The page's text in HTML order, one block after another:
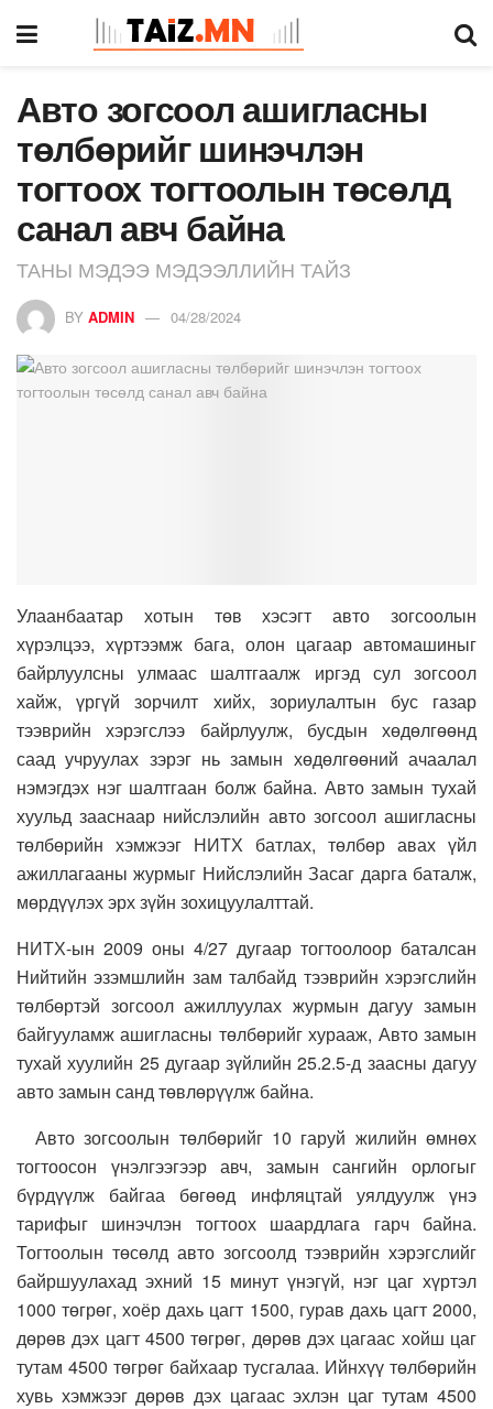
Авто зогсоол ашигласны
төлбөрийг шинэчлэн
тогтоох тогтоолын төсөлд
санал авч байна
ТАНЫ МЭДЭЭ МЭДЭЭЛЛИЙН ТАЙЗ
BY ADMIN 04/28/2024
Улаанбаатар хотын төв хэсэгт авто зогсоолын
хүрэлцээ, хүртээмж бага, олон цагаар автомашиныг
байрлуулсны улмаас шалтгаалж иргэд сул зогсоол
хайж, үргүй зорчилт хийх, зориулалтын бус газар
тээврийн хэрэгслээ байрлуулж, бусдын хөдөлгөөнд
саад учруулах зэрэг нь замын хөдөлгөөний ачаалал
нэмэгдэх нэг шалтгаан болж байна. Авто замын тухай
хуульд зааснаар нийслэлийн авто зогсоол ашигласны
төлбөрийн хэмжээг НИТХ батлах, төлбөр авах үйл
ажиллагааны журмыг Нийслэлийн Засаг дарга баталж,
мөрдүүлэх эрх зүйн зохицуулалттай.
НИТХ-ын 2009 оны 4/27 дугаар тогтоолоор баталсан
Нийтийн эзэмшлийн зам талбайд тээврийн хэрэгслийн
төлбөртэй зогсоол ажиллуулах журмын дагуу замын
байгууламж ашигласны төлбөрийг хурааж, Авто замын
тухай хуулийн 25 дугаар зүйлийн 25.2.5-д заасны дагуу
авто замын санд төвлөрүүлж байна.
Авто зогсоолын төлбөрийг 10 гаруй жилийн өмнөх
тогтоосон үнэлгээгээр авч, замын сангийн орлогыг
бүрдүүлж байгаа бөгөөд инфляцтай уялдуулж үнэ
тарифыг шинэчлэн тогтоох шаардлага гарч байна.
Тогтоолын төсөлд авто зогсоолд тээврийн хэрэгслийг
байршуулахад эхний 15 минут үнэгүй, нэг цаг хүртэл
1000 төгрөг, хоёр дахь цагт 1500, гурав дахь цагт 2000,
дөрөв дэх цагт 4500 төгрөг, дөрөв дэх цагаас хойш цаг
тутам 4500 төгрөг байхаар тусгалаа. Ийнхүү төлбөрийн
хувь хэмжээг дөрөв дэх цагаас эхлэн цаг тутам 4500